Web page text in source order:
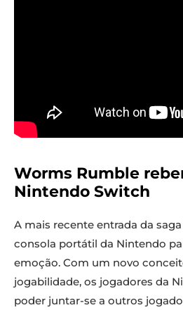
Worms Rumble
Nintendo Switch
A mais recente entrada da saga
consola portátil da Nintendo
emoção. Com um novo
jogabilidade, os jogadores da
poder juntar-se a outros